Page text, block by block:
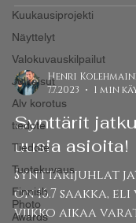
Kuukausiprojekti
Näyttelyt
Valokuvauskilpailut
Julkaisut
Alv korotus
tiedote
Tiedote
Tuotekuvaus
Finnish
Photo
Awards
Henri
7.7.2023
1 min
Synttärit
uusia asioita!
Synttärijuhlat
on 16.7 saakka,
viikko aikaa